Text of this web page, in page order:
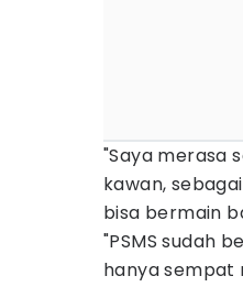
"Saya merasa
kawan,
bisa bermain
"PSMS sudah
hanya sempat